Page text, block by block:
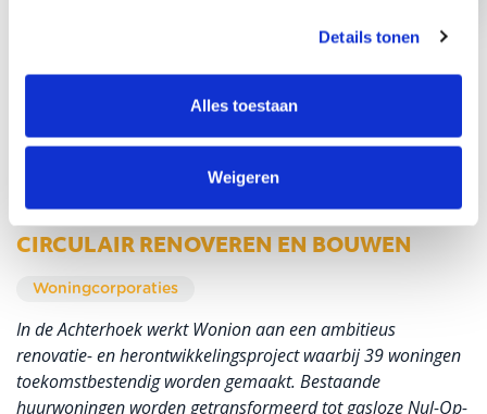
Details tonen
Alles toestaan
Weigeren
SUBSIDIE ALS VERSNELLER VAN
CIRCULAIR RENOVEREN EN BOUWEN
Woningcorporaties
In de Achterhoek werkt Wonion aan een ambitieus
renovatie- en herontwikkelingsproject waarbij 39 woningen
toekomstbestendig worden gemaakt. Bestaande
huurwoningen worden getransformeerd tot gasloze Nul-Op-